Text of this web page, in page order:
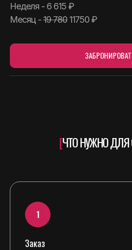
Неделя - 6 615 ₽
Месяц -19 780 11750 ₽
[ЧТО НУЖНО ДЛЯ
Заказ